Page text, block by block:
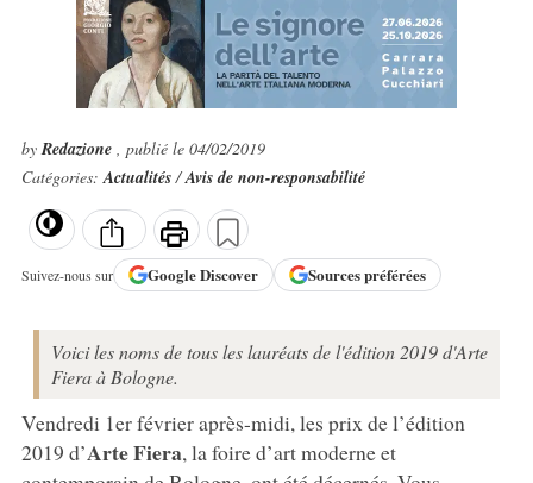
byRedazione , publié le 04/02/2019
Catégories:Actualités/Avis de non-responsabilité
Suivez-nous sur GoogleDiscover Sources préférées
Voici les noms de tous les lauréats de l'édition 2019 d'Arte
Fiera à Bologne.
Vendredi 1er février après-midi, les prix de l’édition
2019 d’Arte Fiera, la foire d’art moderne et